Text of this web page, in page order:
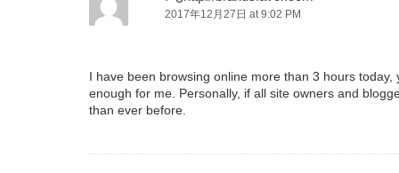
2017年12月27日 at 9:02 PM
I have been browsing online more than 3 hours
enough for me. Personally, if all site owners and
than ever before.